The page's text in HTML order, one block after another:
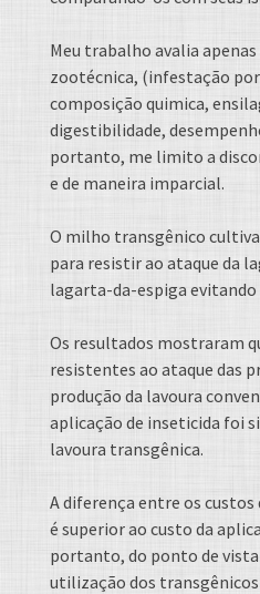
Meu trabalho avalia
zootécnica, (infestação
composição quimica,
digestibilidade,
portanto, me limito a
e de maneira imparcial.
O milho transgênico
para resistir ao ataque da
lagarta-da-espiga evitando
Os resultados mostraram
resistentes ao ataque das
produção da lavoura
aplicação de inseticida foi
lavoura transgênica.
A diferença entre os
é superior ao custo da
portanto, do ponto de
utilização dos